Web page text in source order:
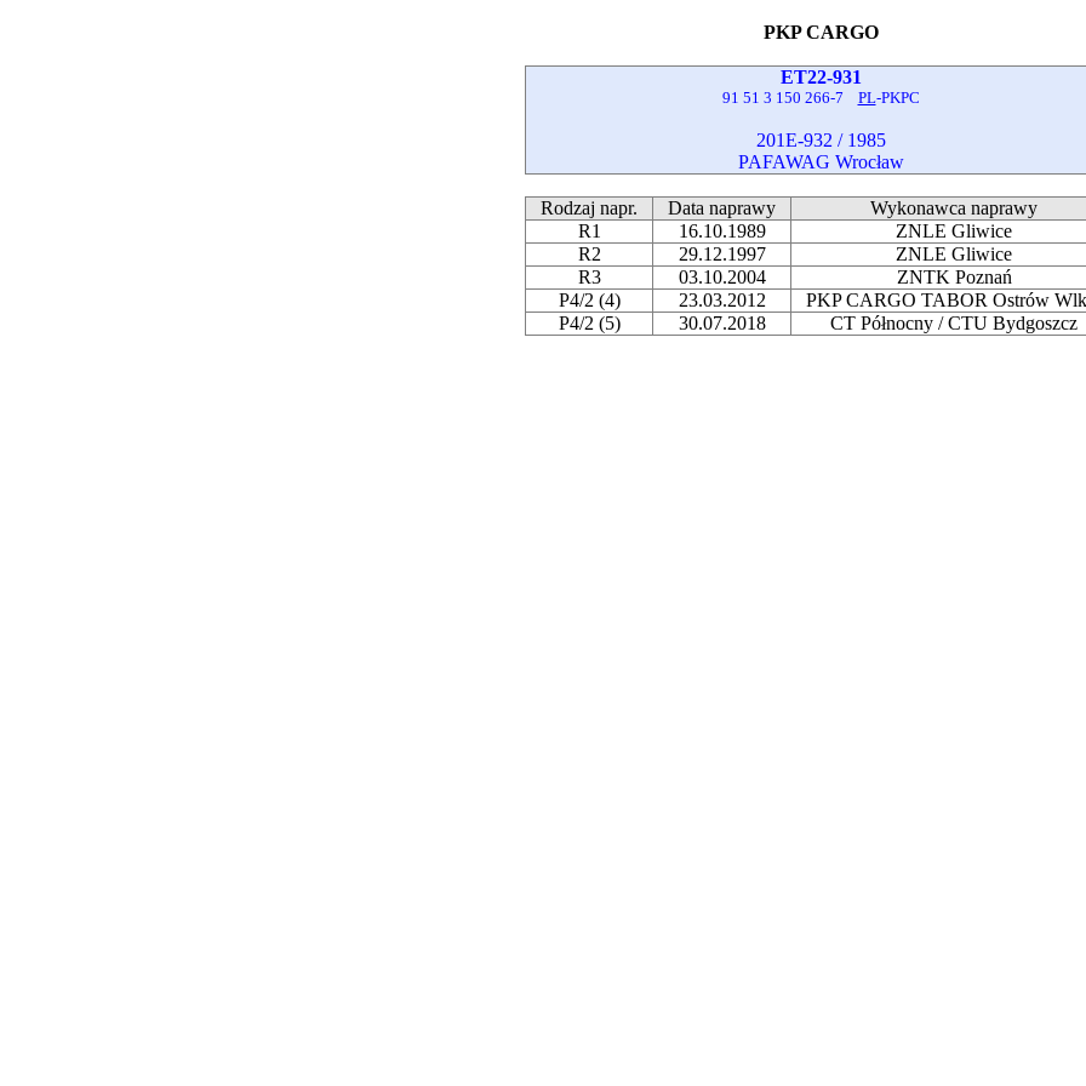
PKP CARGO
ET22-931
91 51 3 150 266-7 PL-PKPC
201E-932 / 1985
PAFAWAG Wrocław
Rodzaj napr. Data naprawy
Wykonawca naprawy
R1
16.10.1989
ZNLE Gliwice
R2
29.12.1997
ZNLE Gliwice
R3
03.10.2004
ZNTK Poznań
P4/2 (4)
23.03.2012
PKP CARGO TABOR Ostrów
P4/2 (5)
30.07.2018 CT Północny / CTU Bydgoszcz